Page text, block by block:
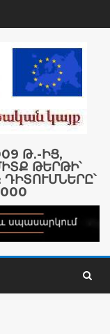
Թ․-ԻՑ,
ԹԵՐԹԻ՝
ԴԻՏՈՒՄՆԵՐԸ՝